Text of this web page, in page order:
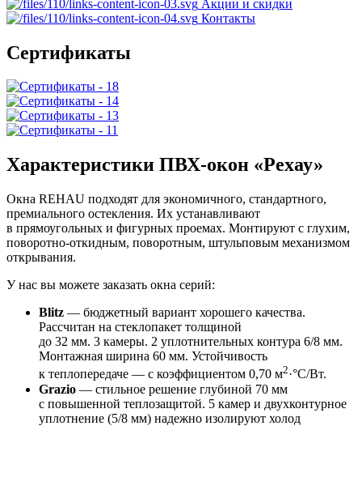
Акции и скидки
Контакты
Сертификаты
Характеристики ПВХ-окон «Рехау»
Окна REHAU подходят для экономичного, стандартного,
премиального остекления. Их устанавливают
в прямоугольных и фигурных проемах. Монтируют с глухим,
поворотно-откидным, поворотным, штульповым механизмом
открывания.
У нас вы можете заказать окна серий:
Blitz — бюджетный вариант хорошего качества.
Рассчитан на стеклопакет толщиной
до 32 мм. 3 камеры. 2 уплотнительных контура 6/8 мм.
Монтажная ширина 60 мм. Устойчивость
к теплопередаче — с коэффициентом 0,70 м2·°С/Вт.
Grazio — стильное решение глубиной 70 мм
с повышенной теплозащитой. 5 камер и двухконтурное
уплотнение (5/8 мм) надежно изолируют холод